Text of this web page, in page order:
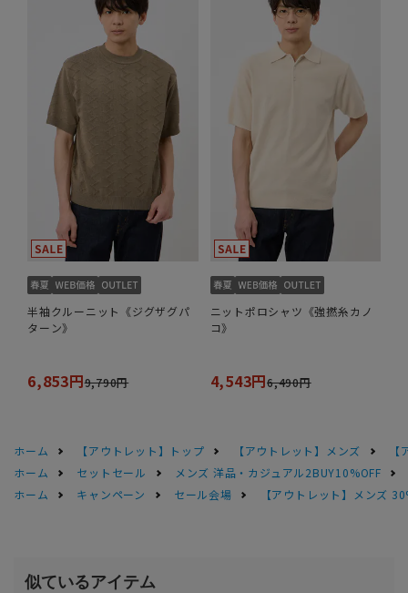
半袖クルーニット《ジグザグパ
ターン》
6,853円9,790円
ニットポロシャツ《強撚糸カノ
コ》
4,543円6,490円
ホーム 【アウトレット】トップ 【アウトレット】メンズ
ホーム
セットセール
メンズ 洋品・カジュアル2BUY10%OFF
ホーム
キャンペーン セール会場 【アウトレット】メンズ